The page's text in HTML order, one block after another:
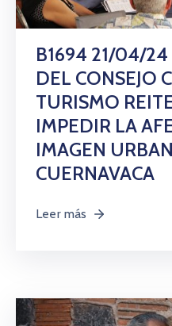
B1694 21/04/24
DEL CONSEJO
TURISMO
IMPEDIR LA
IMAGEN
CUERNAVACA
Leer más